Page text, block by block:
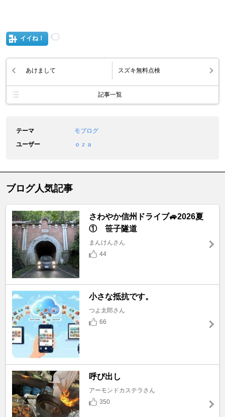
イイね！
あけまして スズキ無料点検
記事一覧
テーマ
モブログ
ユーザー
ｏｚａ
ブログ人気記事
さわやか信州ドライブ🚙2026夏
① 笹子隧道
まんけんさん
44
小さな抵抗です。
つよ太郎さん
66
呼び出し
アーモンドカステラさん
350